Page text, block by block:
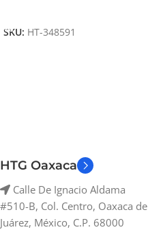
SKU: HT-348591
HTG Oaxaca
Calle De Ignacio Aldama
#510-B, Col. Centro, Oaxaca de
Juárez, México, C.P. 68000